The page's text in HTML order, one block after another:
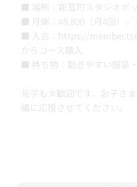
■ 場所：新富町スタジオポ
■ 月謝：¥8,800（月4回）
■ 入会： https://
からコース購入
■ 持ち物：動きやすい服装
見学も大歓迎です。お子さ
緒に応援させてください。